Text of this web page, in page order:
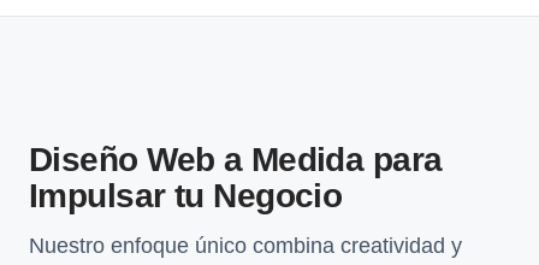
Diseño Web a Medida para
Impulsar tu Negocio
Nuestro enfoque único combina creatividad y